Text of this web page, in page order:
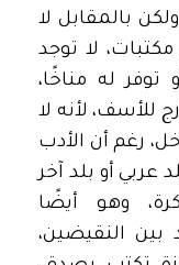
بالمقابل لا
مكتبات، لا توجد
له مناخًا،
للأسف، لأنه لا
رغم أن الأدب
عربي أو بلد آخر
وهو أيضًا
بين النقيضين،